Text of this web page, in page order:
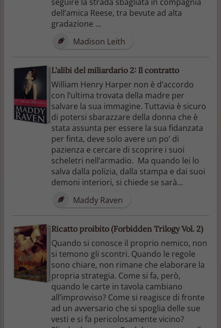
dell’amica Reese, tra bevute ad alta
gradazione ...
Madison Leith
L'alibi del miliardario 2: Il contratto
William Henry Harper non è d’accordo
con l’ultima trovata della madre per
salvare la sua immagine. Tuttavia è sicuro
di potersi sbarazzare della donna che è
stata assunta per essere la sua fidanzata
per finta, deve solo avere un po’ di
pazienza e cercare di scoprire i suoi
scheletri nell’armadio. Ma quando lei lo
salva dalla polizia, dalla stampa e dai suoi
demoni interiori, si chiede se sarà...
Maddy Raven
Ricatto proibito (Forbidden Trilogy Vol. 2)
Quando si conosce il proprio nemico, non
si temono gli scontri. Quando le regole
sono chiare, non rimane che elaborare la
propria strategia. Come si fa, però,
quando le carte in tavola cambiano
all’improvviso? Come si reagisce di fronte
ad un avversario che si spoglia delle sue
vesti e si fa pericolosamente vicino?